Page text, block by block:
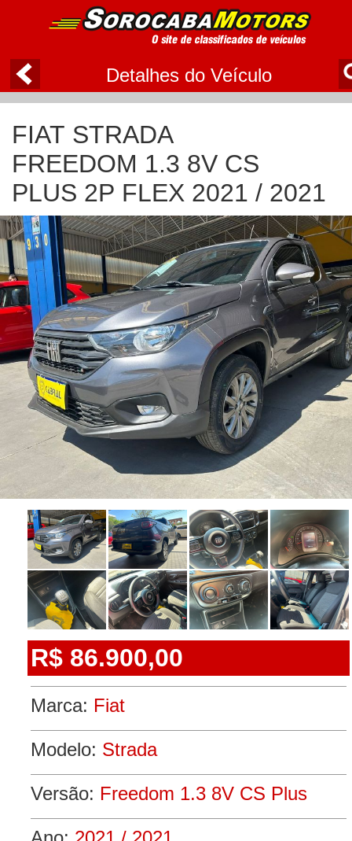
Detalhes do Veículo
FIAT STRADA
FREEDOM 1.3 8V CS
PLUS 2P FLEX 2021 / 2021
R$ 86.900,00
Marca: Fiat
Modelo: Strada
Versão: Freedom 1.3 8V CS Plus